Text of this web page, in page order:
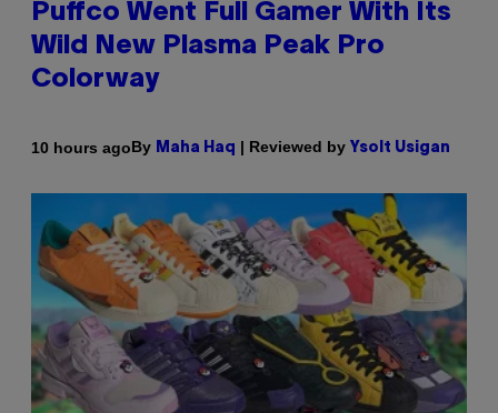
Puffco Went Full Gamer With Its
Wild New Plasma Peak Pro
Colorway
10 hours agoBy Maha Haq | Reviewed by Ysolt Usigan